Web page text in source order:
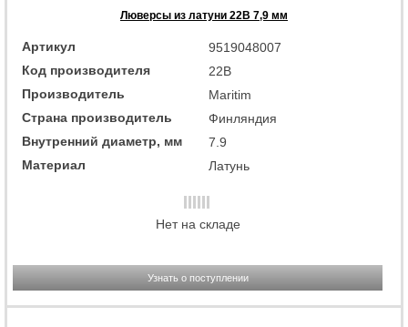
Люверсы из латуни 22B 7,9 мм
Артикул
9519048007
Код производителя
22B
Производитель
Maritim
Страна производитель
Финляндия
Внутренний диаметр, мм
7.9
Материал
Латунь
Нет на складе
Узнать о поступлении